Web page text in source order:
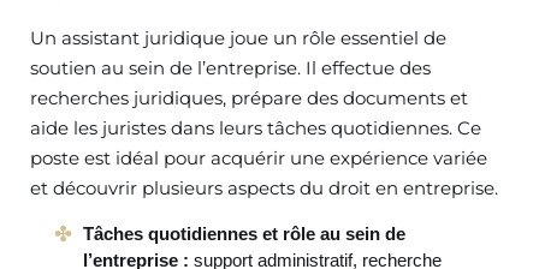
Un assistant juridique joue un rôle essentiel de
soutien au sein de l’entreprise. Il effectue des
recherches juridiques, prépare des documents et
aide les juristes dans leurs tâches quotidiennes. Ce
poste est idéal pour acquérir une expérience variée
et découvrir plusieurs aspects du droit en entreprise.
Tâches quotidiennes et rôle au sein de
l’entreprise : support administratif, recherche